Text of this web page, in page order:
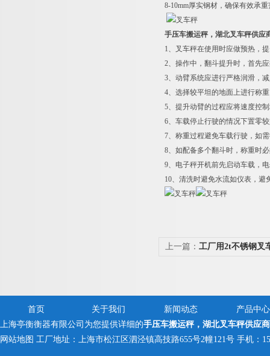
8-10mm厚实钢材，确保有效承
手压车搬运秤，湖北叉车秤供应
1、叉车秤在使用时应做预热，
2、操作中，翻斗提升时，首先
3、动臂系统应进行严格润滑，
4、选择较平坦的地面上进行称重
5、提升动臂的过程应将速度控
6、车载停止行驶的情况下置零
7、称重过程避免车载行驶，如
8、如配备多个翻斗时，称重时
9、电子秤开机前先启动车载，
10、清洗时避免水流如仪表，避
上一篇： 工厂用2t不锈钢叉
首页 关于我们 新闻动态
产品中心
上海亭衡衡器有限公司为您提供详细的手压车搬运秤，湖北叉车秤供应商
网站地图 工厂地址：上海市松江区泗泾镇高技路655号2幢121号 手机：